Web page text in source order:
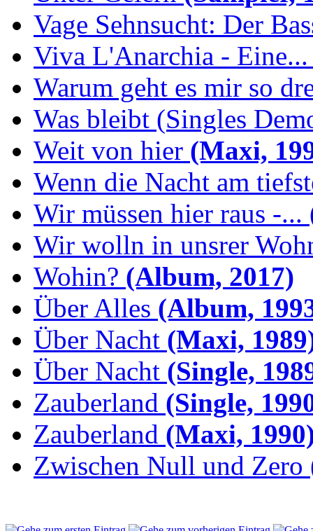
Vage Sehnsucht: Der
Viva L'Anarchia - Eine...
Warum geht es mir so
Was bleibt (Singles
Weit von hier (Maxi,
Wenn die Nacht am
Wir müssen hier raus -...
Wir wolln in unsrer
Wohin? (Album, 2017)
Über Alles (Album,
Über Nacht (Maxi,
Über Nacht (Single,
Zauberland (Single,
Zauberland (Maxi,
Zwischen Null und Zero